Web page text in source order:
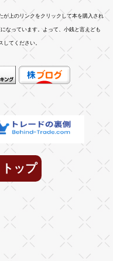
上のリンクをクリックして本を購入され
なっています。よって、小銭と言えども
てください。
トップ